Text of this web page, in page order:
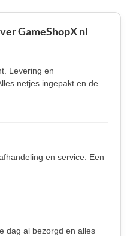
GameShopX nl
Levering en
netjes ingepakt en de
en service. Een
dag al bezorgd en alles